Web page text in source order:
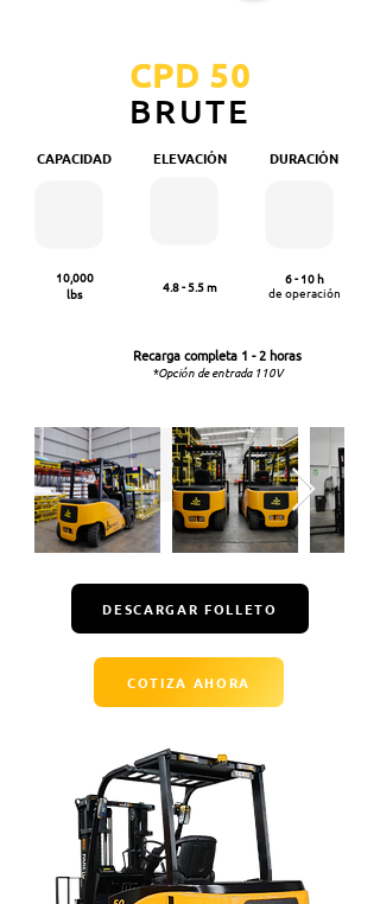
CPD 50
BRUTE
CAPACIDAD
10,000
lbs
ELEVACIÓN
4.8 - 5.5 m
DURACIÓN
6 - 10 h
de operación
Recarga completa 1 - 2 horas
*Opción de entrada 110V
DESCARGAR FOLLETO
COTIZA AHORA